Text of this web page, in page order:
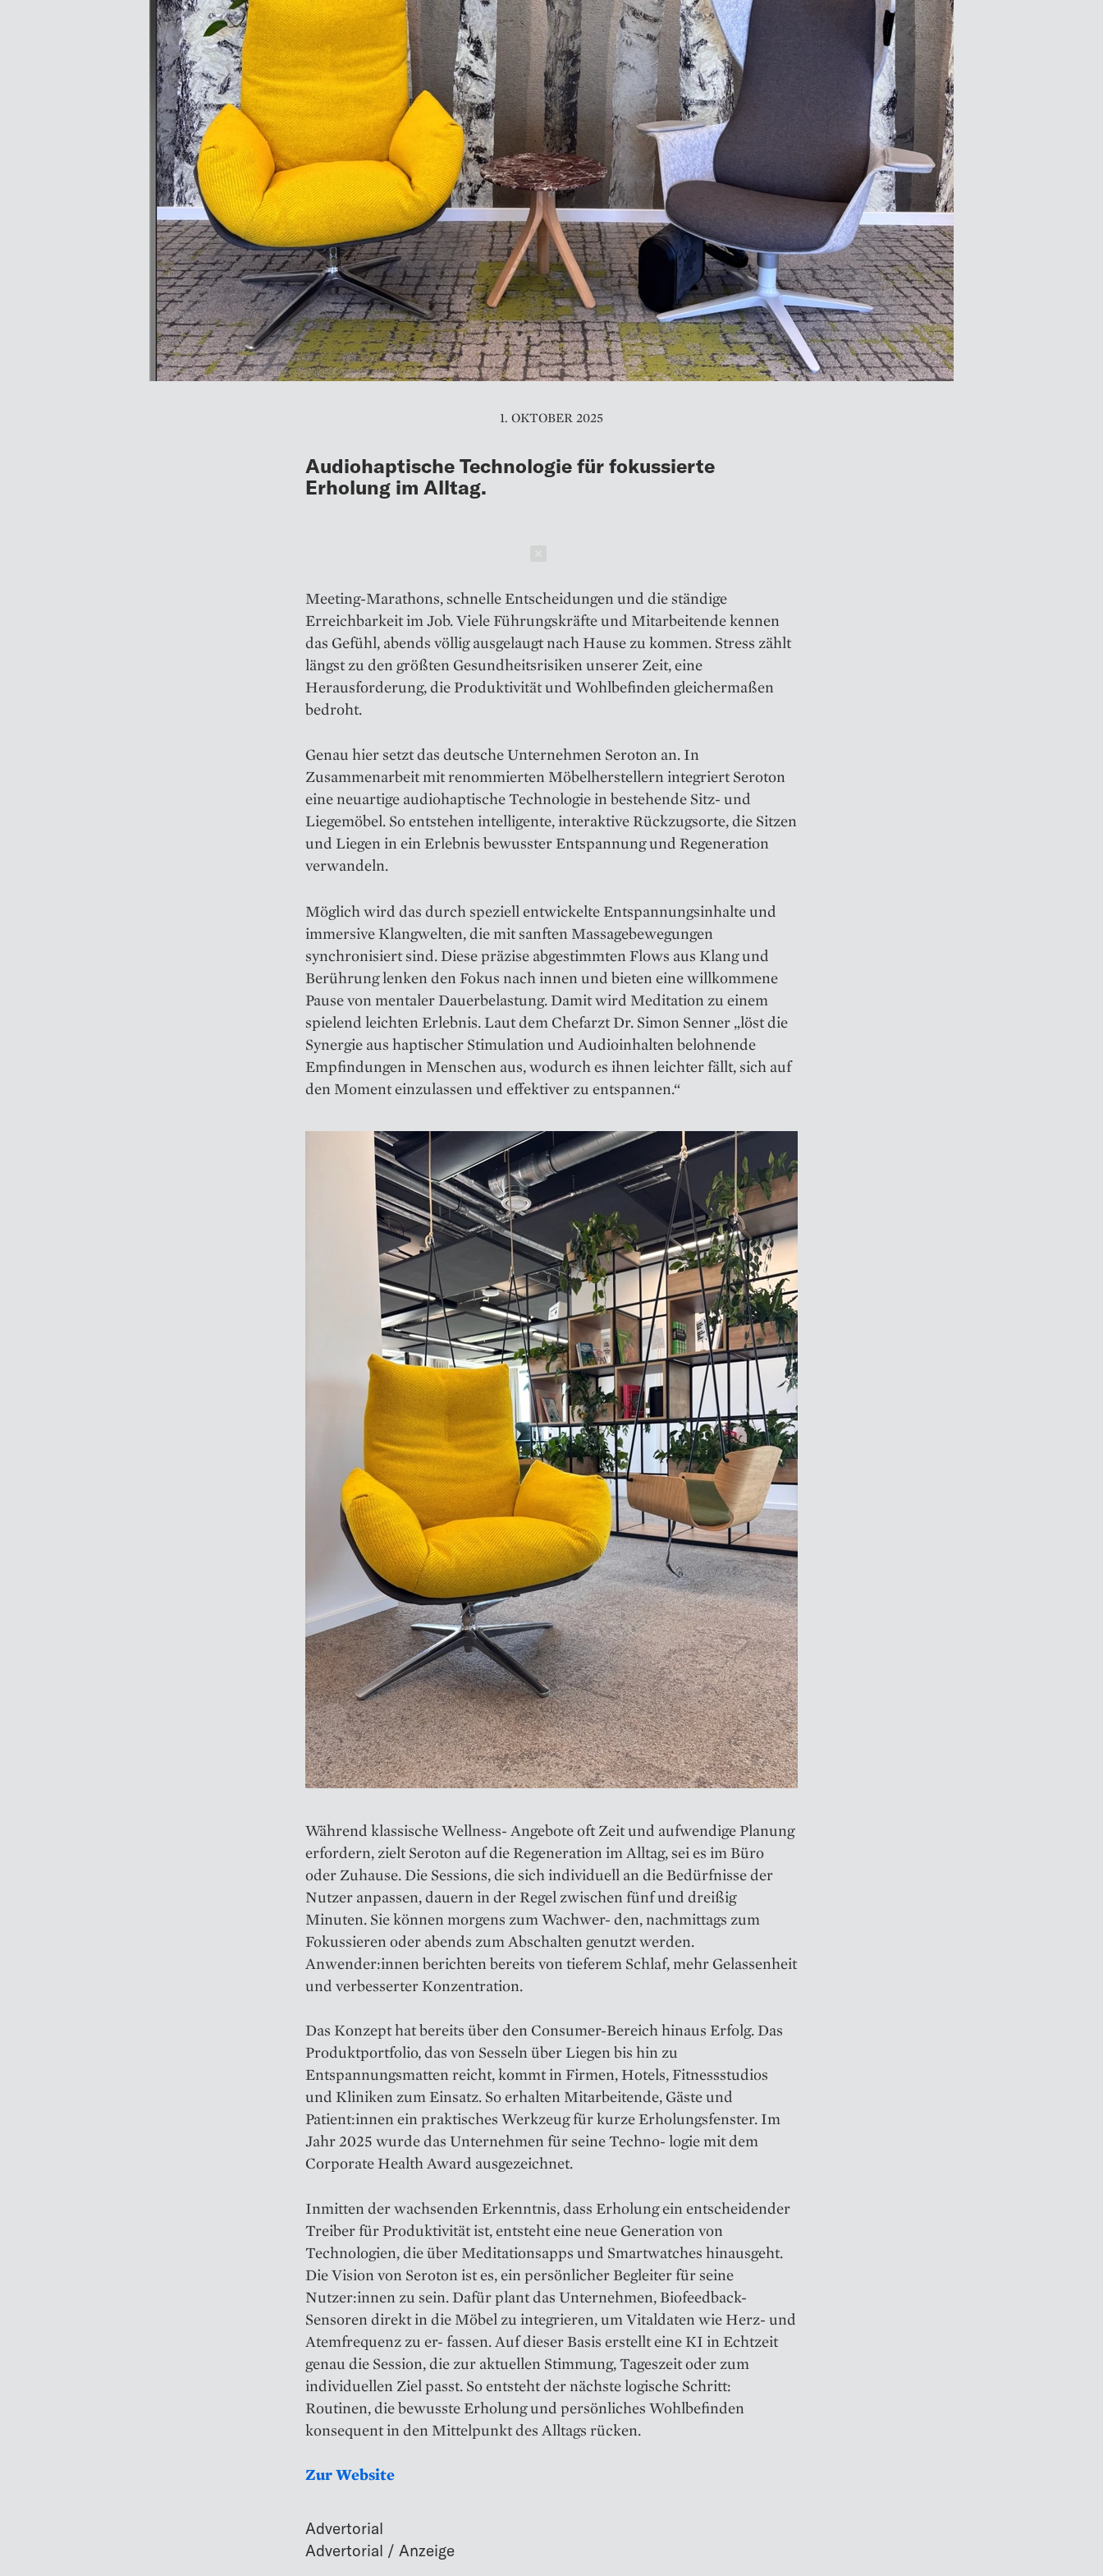
1. OKTOBER 2025
Audiohaptische Technologie für fokussierte
Erholung im Alltag.
Meeting-Marathons, schnelle Entscheidungen und die ständige
Erreichbarkeit im Job. Viele Führungskräfte und Mitarbeitende kennen
das Gefühl, abends völlig ausgelaugt nach Hause zu kommen. Stress zählt
längst zu den größten Gesundheitsrisiken unserer Zeit, eine
Herausforderung, die Produktivität und Wohlbefinden gleichermaßen
bedroht.
Genau hier setzt das deutsche Unternehmen Seroton an. In
Zusammenarbeit mit renommierten Möbelherstellern integriert Seroton
eine neuartige audiohaptische Technologie in bestehende Sitz- und
Liegemöbel. So entstehen intelligente, interaktive Rückzugsorte, die Sitzen
und Liegen in ein Erlebnis bewusster Entspannung und Regeneration
verwandeln.
Möglich wird das durch speziell entwickelte Entspannungsinhalte und
immersive Klangwelten, die mit sanften Massagebewegungen
synchronisiert sind. Diese präzise abgestimmten Flows aus Klang und
Berührung lenken den Fokus nach innen und bieten eine willkommene
Pause von mentaler Dauerbelastung. Damit wird Meditation zu einem
spielend leichten Erlebnis. Laut dem Chefarzt Dr. Simon Senner „löst die
Synergie aus haptischer Stimulation und Audioinhalten belohnende
Empfindungen in Menschen aus, wodurch es ihnen leichter fällt, sich auf
den Moment einzulassen und effektiver zu entspannen.“
Während klassische Wellness- Angebote oft Zeit und aufwendige Planung
erfordern, zielt Seroton auf die Regeneration im Alltag, sei es im Büro
oder Zuhause. Die Sessions, die sich individuell an die Bedürfnisse der
Nutzer anpassen, dauern in der Regel zwischen fünf und dreißig
Minuten. Sie können morgens zum Wachwer- den, nachmittags zum
Fokussieren oder abends zum Abschalten genutzt werden.
Anwender:innen berichten bereits von tieferem Schlaf, mehr Gelassenheit
und verbesserter Konzentration.
Das Konzept hat bereits über den Consumer-Bereich hinaus Erfolg. Das
Produktportfolio, das von Sesseln über Liegen bis hin zu
Entspannungsmatten reicht, kommt in Firmen, Hotels, Fitnessstudios
und Kliniken zum Einsatz. So erhalten Mitarbeitende, Gäste und
Patient:innen ein praktisches Werkzeug für kurze Erholungsfenster. Im
Jahr 2025 wurde das Unternehmen für seine Techno- logie mit dem
Corporate Health Award ausgezeichnet.
Inmitten der wachsenden Erkenntnis, dass Erholung ein entscheidender
Treiber für Produktivität ist, entsteht eine neue Generation von
Technologien, die über Meditationsapps und Smartwatches hinausgeht.
Die Vision von Seroton ist es, ein persönlicher Begleiter für seine
Nutzer:innen zu sein. Dafür plant das Unternehmen, Biofeedback-
Sensoren direkt in die Möbel zu integrieren, um Vitaldaten wie Herz- und
Atemfrequenz zu er- fassen. Auf dieser Basis erstellt eine KI in Echtzeit
genau die Session, die zur aktuellen Stimmung, Tageszeit oder zum
individuellen Ziel passt. So entsteht der nächste logische Schritt:
Routinen, die bewusste Erholung und persönliches Wohlbefinden
konsequent in den Mittelpunkt des Alltags rücken.
ZurWebsite
Advertorial